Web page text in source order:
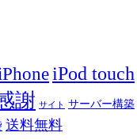
iPod touch
謝 サイト サーバー構築
送料無料